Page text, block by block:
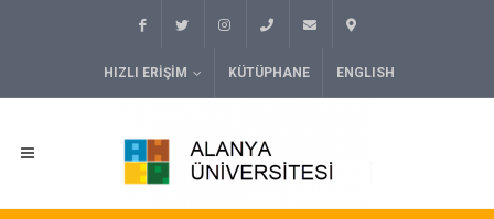
HIZLI ERIŞIM KÜTÜPHANE ENGLISH